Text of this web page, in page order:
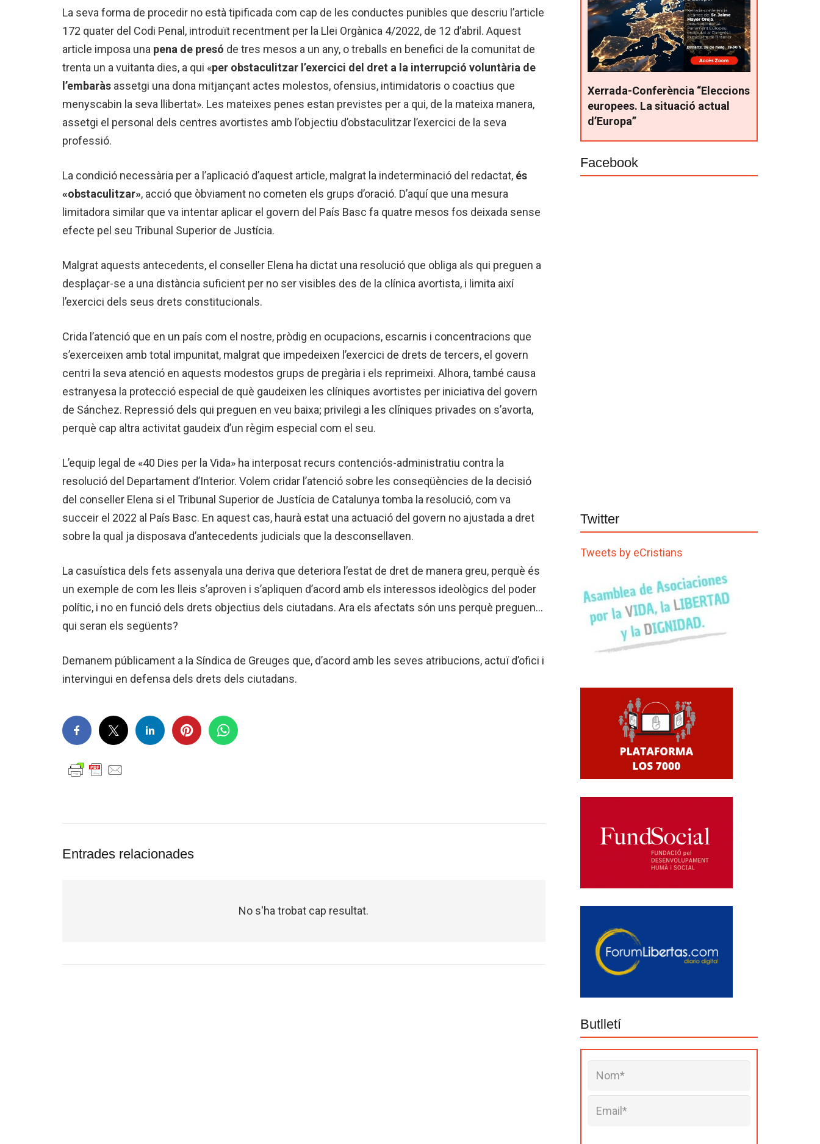
La seva forma de procedir no està tipificada com cap de les conductes punibles que descriu l’article
172 quater del Codi Penal, introduït recentment per la Llei Orgànica 4/2022, de 12 d’abril. Aquest
article imposa una pena de presó de tres mesos a un any, o treballs en benefici de la comunitat de
trenta un a vuitanta dies, a qui «per obstaculitzar l’exercici del dret a la interrupció voluntària de
l’embaràs assetgi una dona mitjançant actes molestos, ofensius, intimidatoris o coactius que
menyscabin la seva llibertat». Les mateixes penes estan previstes per a qui, de la mateixa manera,
assetgi el personal dels centres avortistes amb l’objectiu d’obstaculitzar l’exercici de la seva
professió.
La condició necessària per a l’aplicació d’aquest article, malgrat la indeterminació del redactat, és
«obstaculitzar», acció que òbviament no cometen els grups d’oració. D’aquí que una mesura
limitadora similar que va intentar aplicar el govern del País Basc fa quatre mesos fos deixada sense
efecte pel seu Tribunal Superior de Justícia.
Malgrat aquests antecedents, el conseller Elena ha dictat una resolució que obliga als qui preguen a
desplaçar-se a una distància suficient per no ser visibles des de la clínica avortista, i limita així
l’exercici dels seus drets constitucionals.
Crida l’atenció que en un país com el nostre, pròdig en ocupacions, escarnis i concentracions que
s’exerceixen amb total impunitat, malgrat que impedeixen l’exercici de drets de tercers, el govern
centri la seva atenció en aquests modestos grups de pregària i els reprimeixi. Alhora, també causa
estranyesa la protecció especial de què gaudeixen les clíniques avortistes per iniciativa del govern
de Sánchez. Repressió dels qui preguen en veu baixa; privilegi a les clíniques privades on s’avorta,
perquè cap altra activitat gaudeix d’un règim especial com el seu.
L’equip legal de «40 Dies per la Vida» ha interposat recurs contenciós-administratiu contra la
resolució del Departament d’Interior. Volem cridar l’atenció sobre les conseqüències de la decisió
del conseller Elena si el Tribunal Superior de Justícia de Catalunya tomba la resolució, com va
succeir el 2022 al País Basc. En aquest cas, haurà estat una actuació del govern no ajustada a dret
sobre la qual ja disposava d’antecedents judicials que la desconsellaven.
La casuística dels fets assenyala una deriva que deteriora l’estat de dret de manera greu, perquè és
un exemple de com les lleis s’aproven i s’apliquen d’acord amb els interessos ideològics del poder
polític, i no en funció dels drets objectius dels ciutadans. Ara els afectats són uns perquè preguen…
qui seran els següents?
Demanem públicament a la Síndica de Greuges que, d’acord amb les seves atribucions, actuï d’ofici i
intervingui en defensa dels drets dels ciutadans.
Entrades relacionades
No s'ha trobat cap resultat.
Xerrada-Conferència “Eleccions
europees. La situació actual
d’Europa”
Facebook
Twitter
Tweets by eCristians
Butlletí